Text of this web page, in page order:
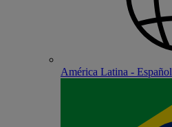
América Latina - Español